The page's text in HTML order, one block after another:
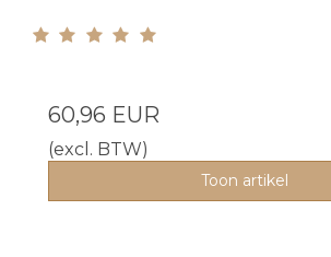
60,96 EUR
(excl. BTW)
Toon artikel